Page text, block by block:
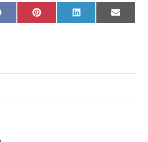
FacebookPinterest LinkedIn Email